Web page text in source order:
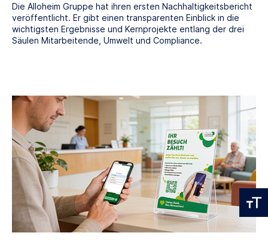
Die Alloheim Gruppe hat ihren ersten Nachhaltigkeitsbericht
veröffentlicht. Er gibt einen transparenten Einblick in die
wichtigsten Ergebnisse und Kernprojekte entlang der drei
Säulen Mitarbeitende, Umwelt und Compliance.